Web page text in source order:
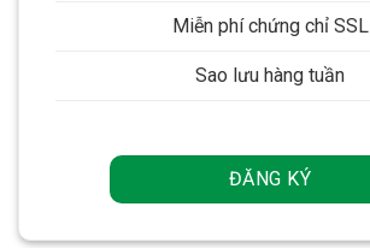
Miễn phí chứng chỉ SSL
Sao lưu hàng tuần
ĐĂNG KÝ